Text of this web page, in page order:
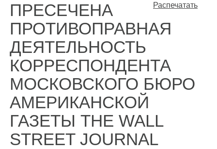
Распечатать
ПРЕСЕЧЕНА
ПРОТИВОПРАВНАЯ
ДЕЯТЕЛЬНОСТЬ
КОРРЕСПОНДЕНТА
МОСКОВСКОГО БЮРО
АМЕРИКАНСКОЙ
ГАЗЕТЫ THE WALL
STREET JOURNAL